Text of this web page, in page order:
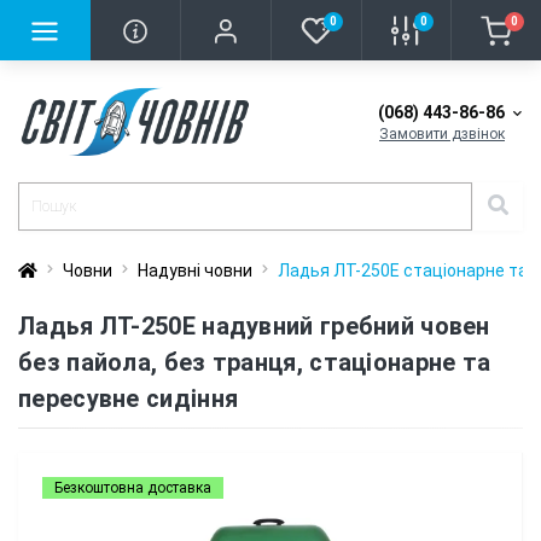
0 0 0
(068) 443-86-86
Замовити дзвінок
Човни Надувні човни Ладья ЛТ-250Е стаціонарне та
Ладья ЛТ-250Е надувний гребний човен
без пайола, без транця, стаціонарне та
пересувне сидіння
Безкоштовна доставка